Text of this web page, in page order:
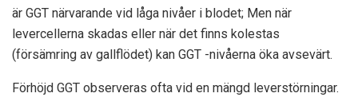
är GGT närvarande vid låga nivåer i blodet; Men när
levercellerna skadas eller när det finns kolestas
(försämring av gallflödet) kan GGT -nivåerna öka avsevärt.
Förhöjd GGT observeras ofta vid en mängd leverstörningar.